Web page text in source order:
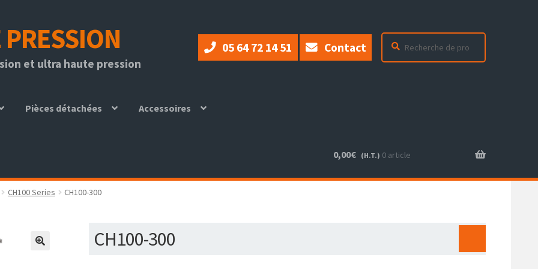
et ultra haute pression
05 64 72 14 51 Contact
Recherche
pour :
Recherche
Pièces détachées Accessoires
0,00€ (H.T.) 0 article
CH100 Series CH100-300
CH100-300